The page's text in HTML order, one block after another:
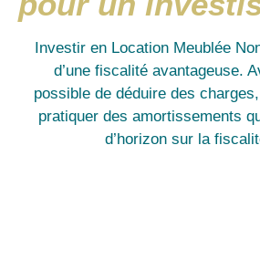
Investir en Location Meublée
d’une fiscalité avantageuse.
possible de déduire des
pratiquer des amortissements
d’horizon sur la